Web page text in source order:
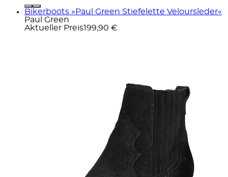
Bikerboots »Paul Green Stiefelette Veloursleder«
Paul Green
Aktueller Preis199,90 €